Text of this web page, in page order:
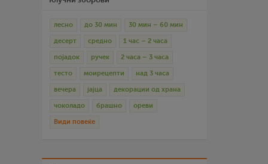
лесно до 30 мин 30 мин – 60 мин
десерт средно 1 час – 2 часа
појадок ручек 2 часа – 3 часа
тесто моирецепти над 3 часа
вечера јајца декорации од храна
чоколадо брашно ореви
Види повеќе